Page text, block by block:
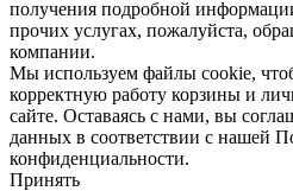
получения подробной
прочих услугах, пожалуйста,
компании.
Мы используем файлы cookie,
корректную работу корзины и
сайте. Оставаясь с нами, вы
данных в соответствии с нашей
конфиденциальности.
Принять